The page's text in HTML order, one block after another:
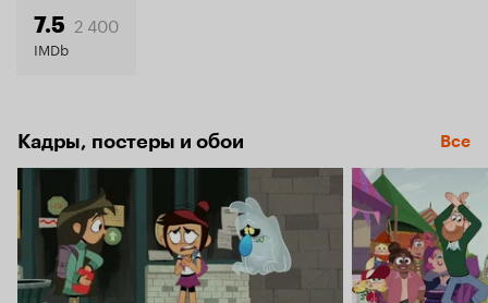
7.5 2 400
IMDb
Кадры, постеры и обои Все